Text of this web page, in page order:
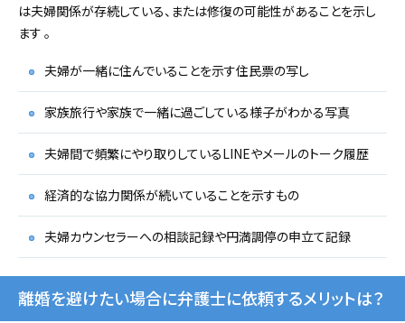
は夫婦関係が存続している、または修復の可能性があることを示し
ます 。
夫婦が一緒に住んでいることを示す住民票の写し
家族旅行や家族で一緒に過ごしている様子がわかる写真
夫婦間で頻繁にやり取りしているLINEやメールのトーク履歴
経済的な協力関係が続いていることを示すもの
夫婦カウンセラーへの相談記録や円満調停の申立て記録
離婚を避けたい場合に弁護士に依頼するメリットは？